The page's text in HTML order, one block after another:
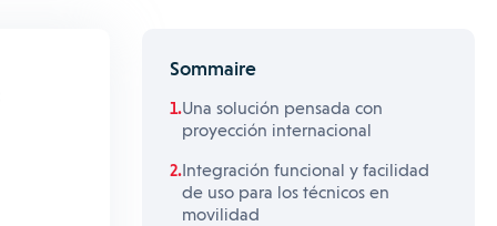
Sommaire
Una solución pensada con
proyección internacional
Integración funcional y facilidad
de uso para los técnicos en
movilidad